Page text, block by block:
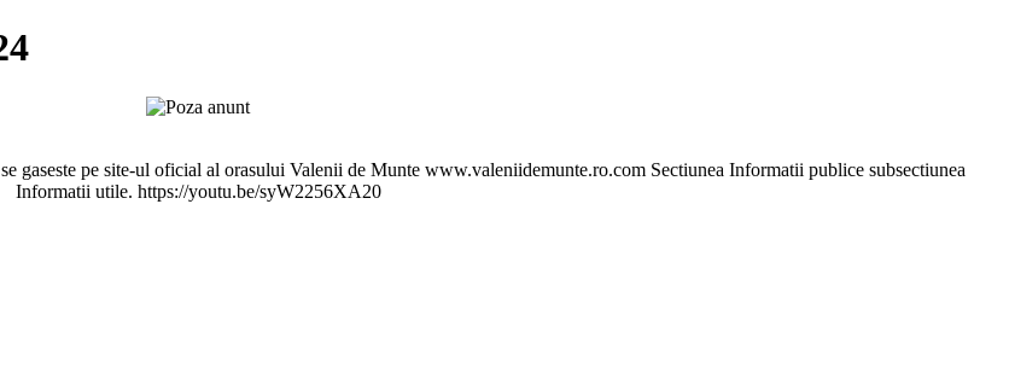
pe site-ul oficial al orasului Valenii de Munte www.valeniidemunte.ro.com Sectiunea Informatii publice subsectiunea
Informatii utile. https://youtu.be/syW2256XA20